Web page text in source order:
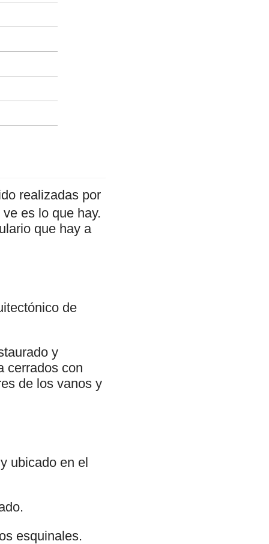
realizadas por
es lo que hay.
que hay a
de
y
cerrados con
de los vanos y
ubicado en el
esquinales.